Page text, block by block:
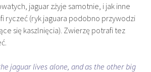
jaguar zżyje samotnie, i jak inne
ryczeć (ryk jaguara podobno przywodzi
się kaszlnięcia). Zwierzę potrafi tez
jaguar lives alone, and as the other big